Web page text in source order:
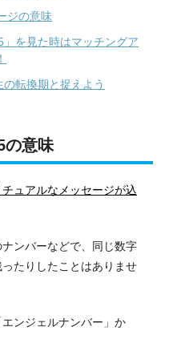
ジの意味
を見た時はマッチングア
転換期と捉えよう
の意味
チュアルなメッセージが込
ンバーなどで、同じ数字
たりしたことはありませ
ンジェルナンバー」か